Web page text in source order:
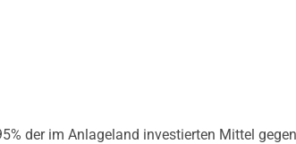
der im Anlageland investierten Mittel